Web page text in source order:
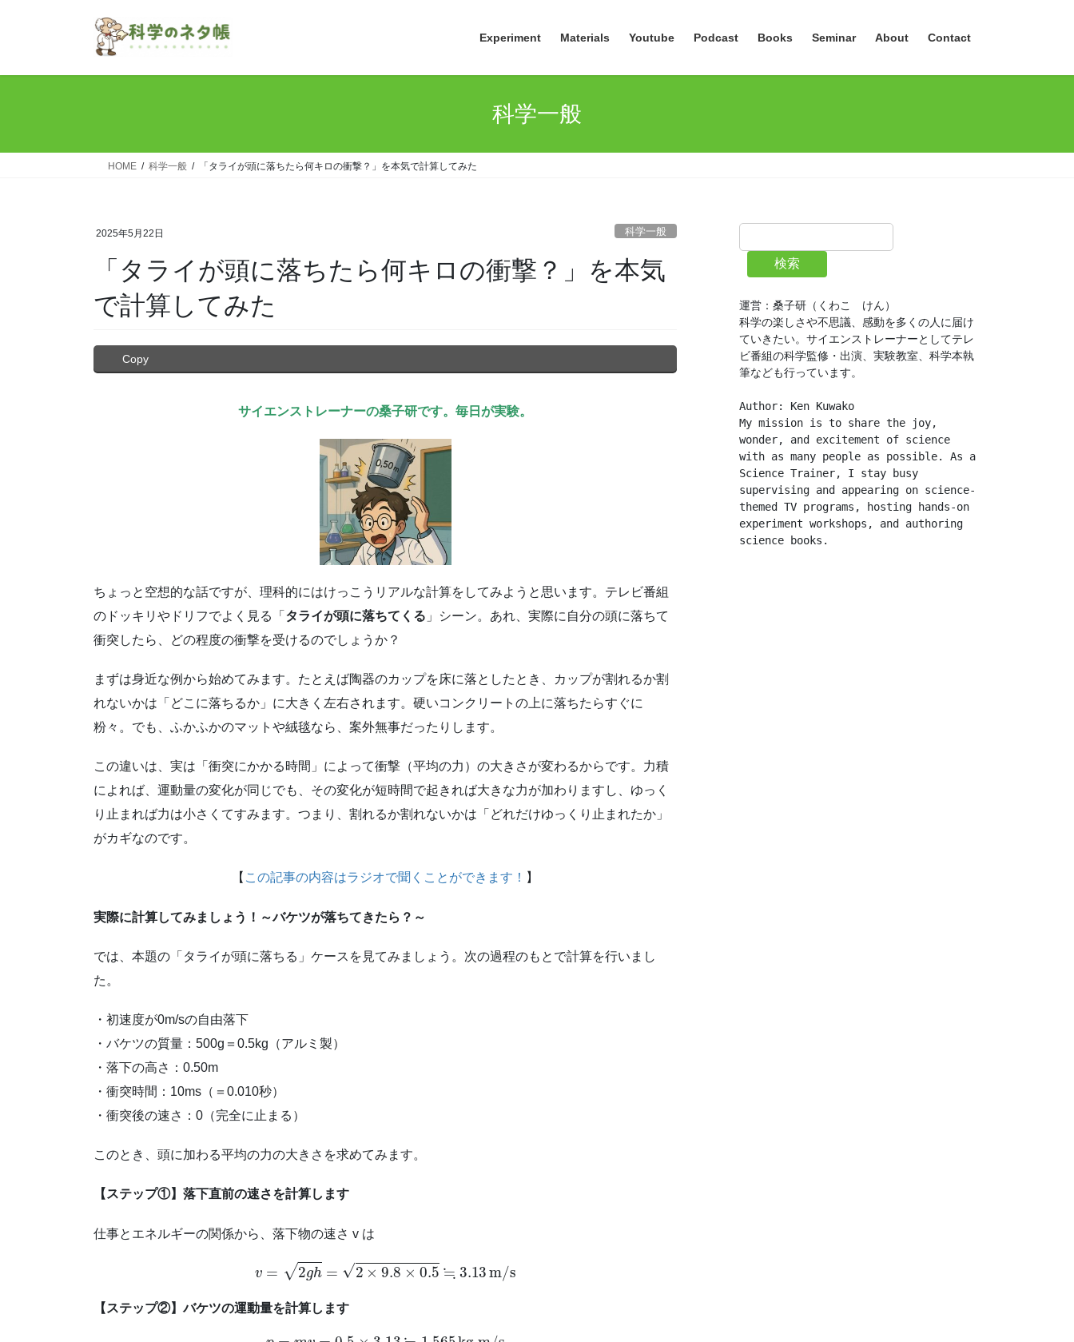
Experiment Materials Youtube Podcast Books Seminar About Contact
科学一般
HOME 科学一般 「タライが頭に落ちたら何キロの衝撃？」を本気で計算してみた
2025年5月22日 科学一般
「タライが頭に落ちたら何キロの衝撃？」を本気
で計算してみた
Copy
サイエンストレーナーの桑子研です。毎日が実験。
ちょっと空想的な話ですが、理科的にはけっこうリアルな計算をしてみようと思います。テレビ番組
のドッキリやドリフでよく見る「 タライが頭に落ちてくる 」シーン。あれ、実際に自分の頭に落ちて
衝突したら、どの程度の衝撃を受けるのでしょうか？
まずは身近な例から始めてみます。たとえば陶器のカップを床に落としたとき、カップが割れるか割
れないかは「どこに落ちるか」に大きく左右されます。硬いコンクリートの上に落ちたらすぐに
粉々。でも、ふかふかのマットや絨毯なら、案外無事だったりします。
この違いは、実は「衝突にかかる時間」によって衝撃（平均の力）の大きさが変わるからです。力積
によれば、運動量の変化が同じでも、その変化が短時間で起きれば大きな力が加わりますし、ゆっく
り止まれば力は小さくてすみます。つまり、割れるか割れないかは「どれだけゆっくり止まれたか」
がカギなのです。
【 この記事の内容はラジオで聞くことができます！ 】
実際に計算してみましょう！～バケツが落ちてきたら？～
では、本題の「タライが頭に落ちる」ケースを見てみましょう。次の過程のもとで計算を行いまし
た。
・初速度が0m/sの自由落下
・バケツの質量：500g＝0.5kg（アルミ製）
・落下の高さ：0.50m
・衝突時間：10ms（＝0.010秒）
・衝突後の速さ：0（完全に止まる）
このとき、頭に加わる平均の力の大きさを求めてみます。
【ステップ①】落下直前の速さを計算します
仕事とエネルギーの関係から、落下物の速さ v は
v=2g ×9.8×0.5≒3.13
【ステップ②】バケツの運動量を計算します
=mv 0.5× 3.13 ≒ 1.565kg·m/s
検索
運営：桑子研（くわこ　けん）
科学の楽しさや不思議、感動を多くの人に届け
ていきたい。サイエンストレーナーとしてテレ
ビ番組の科学監修・出演、実験教室、科学本執
筆なども行っています。
Author: Ken Kuwako
My mission is to share the joy,
wonder, and excitement of science
with as many people as possible. As a
Science Trainer, I stay busy
supervising and appearing on science-
themed TV programs, hosting hands-on
experiment workshops, and authoring
science books.